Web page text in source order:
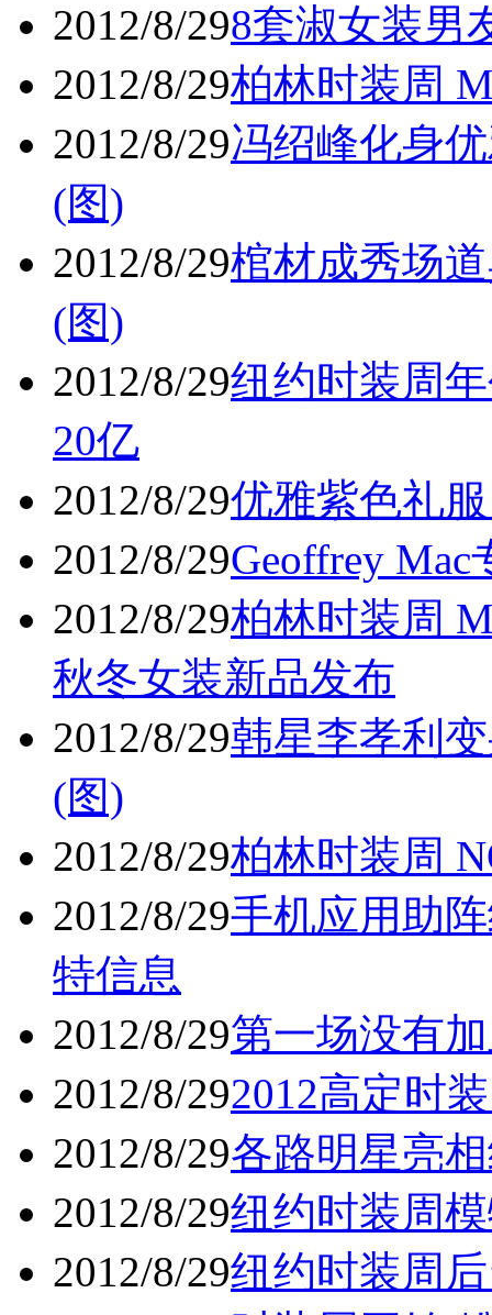
2012/8/298套淑女装男
2012/8/29柏林时装周
2012/8/29冯绍峰化身
(图)
2012/8/29棺材成秀场
(图)
2012/8/29纽约时装周
20亿
2012/8/29优雅紫色礼
2012/8/29Geoffrey
2012/8/29柏林时装周
秋冬女装新品发布
2012/8/29韩星李孝利
(图)
2012/8/29柏林时装周
2012/8/29手机应用助
特信息
2012/8/29第一场没有
2012/8/292012高定时
2012/8/29各路明星亮
2012/8/29纽约时装周
2012/8/29纽约时装周